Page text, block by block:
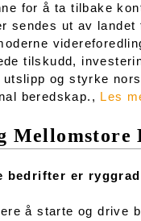
for å ta tilbake
sendes ut av
tilskudd,
og styrke
beredskap., Les
bedrifter er
å starte og drive